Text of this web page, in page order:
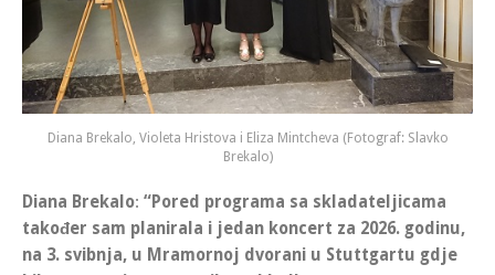
Diana Brekalo, Violeta Hristova i Eliza Mintcheva (Fotograf: Slavko
Brekalo)
Diana Brekalo: “Pored programa sa skladateljicama
također sam planirala i jedan koncert za 2026. godinu,
na 3. svibnja, u Mramornoj dvorani u Stuttgartu gdje